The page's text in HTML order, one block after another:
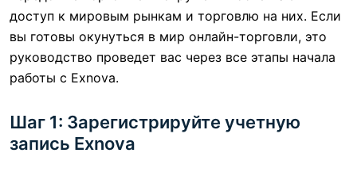
доступ к мировым рынкам и торговлю на них. Если
вы готовы окунуться в мир онлайн-торговли, это
руководство проведет вас через все этапы начала
работы с Exnova.
Шаг 1: Зарегистрируйте учетную
запись Exnova